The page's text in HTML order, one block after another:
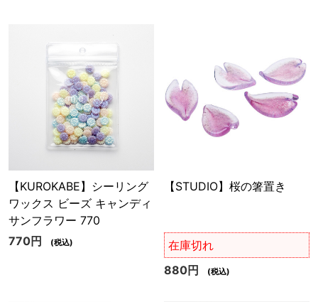
【KUROKABE】シーリング
ワックス ビーズ キャンディ
サンフラワー 770
770円
(税込)
【STUDIO】桜の箸置き
在庫切れ
880円
(税込)